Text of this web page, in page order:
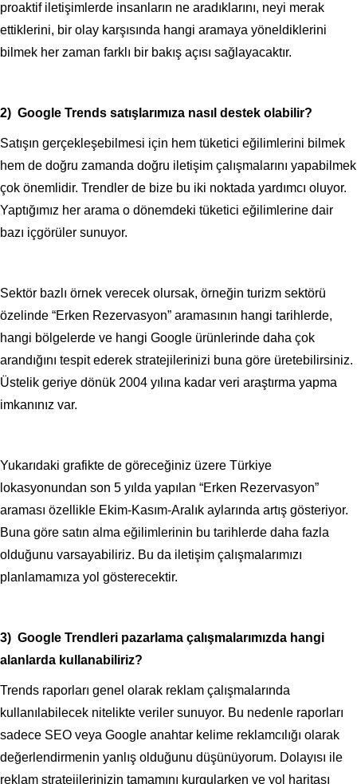
proaktif iletişimlerde insanların ne aradıklarını, neyi merak
ettiklerini, bir olay karşısında hangi aramaya yöneldiklerini
bilmek her zaman farklı bir bakış açısı sağlayacaktır.
2) Google Trends satışlarımıza nasıl destek olabilir?
Satışın gerçekleşebilmesi için hem tüketici eğilimlerini bilmek
hem de doğru zamanda doğru iletişim çalışmalarını yapabilmek
çok önemlidir. Trendler de bize bu iki noktada yardımcı oluyor.
Yaptığımız her arama o dönemdeki tüketici eğilimlerine dair
bazı içgörüler sunuyor.
Sektör bazlı örnek verecek olursak, örneğin turizm sektörü
özelinde “Erken Rezervasyon” aramasının hangi tarihlerde,
hangi bölgelerde ve hangi Google ürünlerinde daha çok
arandığını tespit ederek stratejilerinizi buna göre üretebilirsiniz.
Üstelik geriye dönük 2004 yılına kadar veri araştırma yapma
imkanınız var.
Yukarıdaki grafikte de göreceğiniz üzere Türkiye
lokasyonundan son 5 yılda yapılan “Erken Rezervasyon”
araması özellikle Ekim-Kasım-Aralık aylarında artış gösteriyor.
Buna göre satın alma eğilimlerinin bu tarihlerde daha fazla
olduğunu varsayabiliriz. Bu da iletişim çalışmalarımızı
planlamamıza yol gösterecektir.
3) Google Trendleri pazarlama çalışmalarımızda hangi
alanlarda kullanabiliriz?
Trends raporları genel olarak reklam çalışmalarında
kullanılabilecek nitelikte veriler sunuyor. Bu nedenle raporları
sadece SEO veya Google anahtar kelime reklamcılığı olarak
değerlendirmenin yanlış olduğunu düşünüyorum. Dolayısı ile
reklam stratejilerinizin tamamını kurgularken ve yol haritası